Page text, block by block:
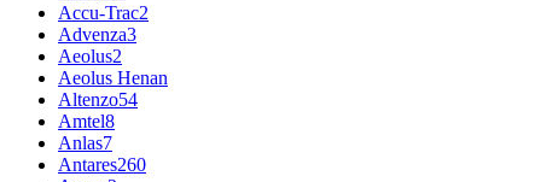
Accu-Trac2
Advenza3
Aeolus2
Aeolus Henan
Altenzo54
Amtel8
Anlas7
Antares260